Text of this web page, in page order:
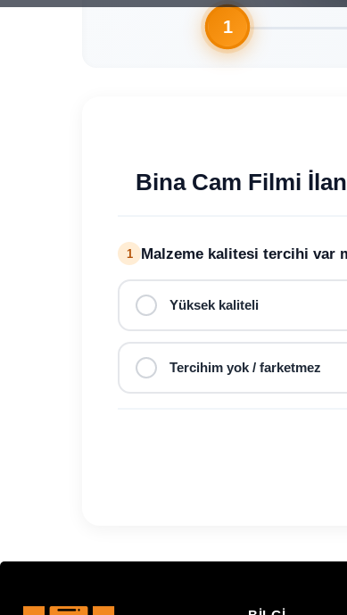
Bina Cam Filmi
1 Malzeme kalitesi tercihi var
Yüksek kaliteli
Tercihim yok / farketmez